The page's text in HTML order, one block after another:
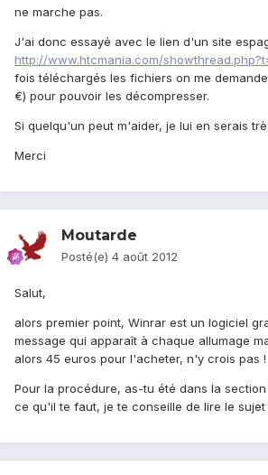
ne marche pas.
J'ai donc essayé avec le lien d'un site
http://www.htcmania.com/
fois téléchargés les fichiers on me
€) pour pouvoir les décompresser.
Si quelqu'un peut m'aider, je lui en serais
Merci
Moutarde
Posté(e) 4 août 2012
Salut,
alors premier point, Winrar est un logiciel
message qui apparaît à chaque allumage
alors 45 euros pour l'acheter, n'y crois pas !
Pour la procédure, as-tu été dans la
ce qu'il te faut, je te conseille de lire le sujet